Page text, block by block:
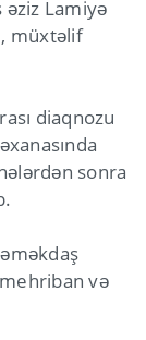
Lamiyə
müxtəlif
diaqnozu
sonra
və